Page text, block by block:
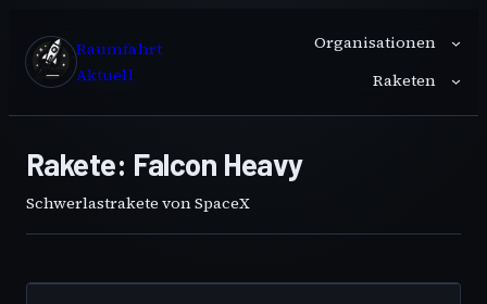
Inhalt
springen
Raumfahrt
Aktuell
Organisationen
Raketen
Rakete: Falcon Heavy
Schwerlastrakete von SpaceX
24